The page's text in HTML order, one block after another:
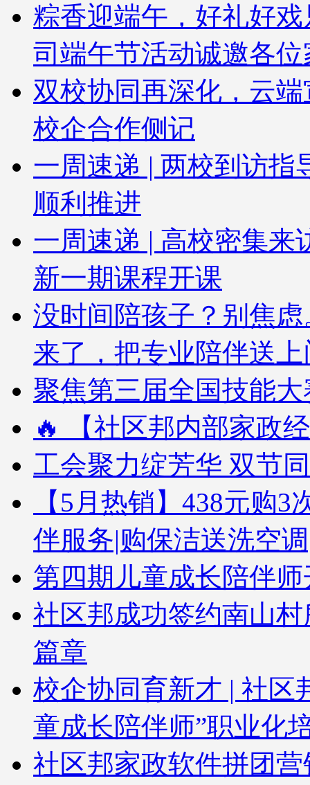
粽香迎端午，好礼好
司端午节活动诚邀各
双校协同再深化，云
校企合作侧记
一周速递 | 两校到访指
顺利推进
一周速递 | 高校密集来
新一期课程开课
没时间陪孩子？别焦
来了，把专业陪伴送上
聚焦第三届全国技能
🔥 【社区邦内部家政
工会聚力绽芳华 双节
【5月热销】438元购
伴服务|购保洁送洗空
第四期儿童成长陪伴
社区邦成功签约南山
篇章
校企协同育新才 | 社区
童成长陪伴师”职业化
社区邦家政软件拼团